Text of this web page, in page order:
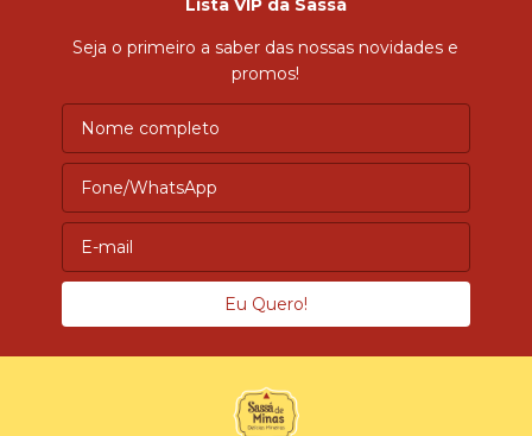
Lista VIP da Sassá
Seja o primeiro a saber das nossas novidades e
promos!